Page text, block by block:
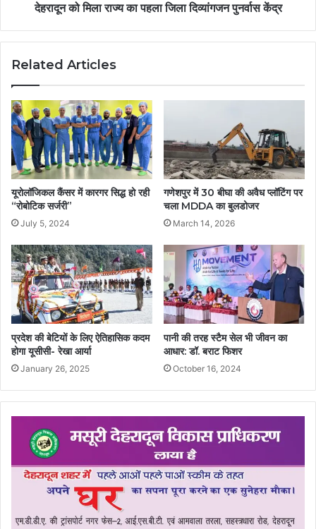
देहरादून को मिला राज्य का पहला जिला दिव्यांगजन पुनर्वास केंद्र
Related Articles
यूरोलॉजिकल कैंसर में कारगर सिद्ध हो रही
“रोबोटिक सर्जरी”
July 5, 2024
गणेशपुर में 30 बीघा की अवैध प्लॉटिंग पर
चला MDDA का बुलडोजर
March 14, 2026
प्रदेश की बेटियों के लिए ऐतिहासिक कदम
होगा यूसीसी- रेखा आर्या
January 26, 2025
पानी की तरह स्टैम सेल भी जीवन का
आधार: डॉ. बराट फिशर
October 16, 2024